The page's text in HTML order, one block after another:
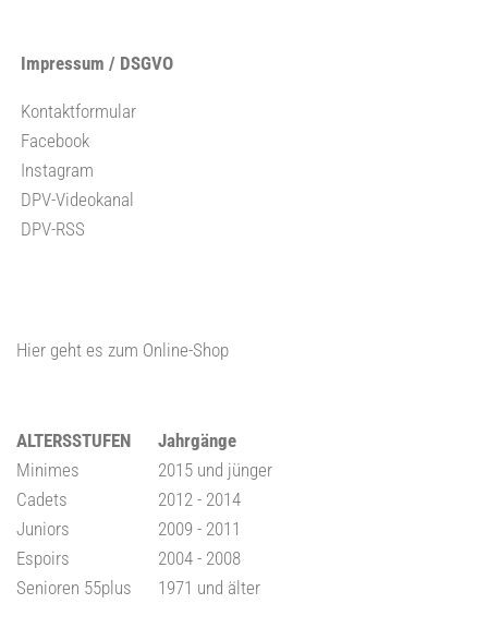
Impressum / DSGVO
Kontaktformular
Facebook
Instagram
DPV-Videokanal
DPV-RSS
Hier geht es zum Online-Shop
ALTERSSTUFEN
Jahrgänge
Minimes
2015 und jünger
Cadets
2012 - 2014
Juniors
2009 - 2011
Espoirs
2004 - 2008
Senioren 55plus
1971 und älter